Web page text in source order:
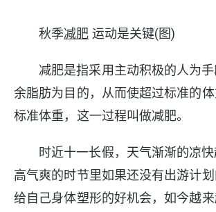
秋季减肥 运动是关键(图)
减肥是指采用主动积极的人为
余脂肪为目的，从而使超过标准的
标准体重，这一过程叫做减肥。
时近十一长假，天气渐渐的凉
高气爽的时节里如果还没有出游计
给自己身体塑形的好机会，如今越